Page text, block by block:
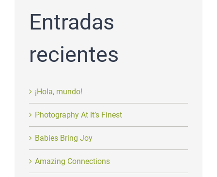
Entradas
recientes
¡Hola, mundo!
Photography At It’s Finest
Babies Bring Joy
Amazing Connections